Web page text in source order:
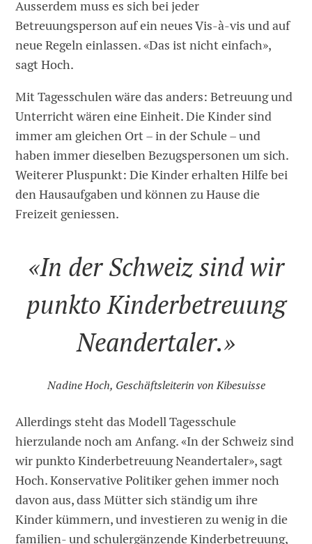
Ausserdem muss es sich bei jeder
Betreuungsperson auf ein neues Vis-à-vis und auf
neue Regeln einlassen. «Das ist nicht einfach»,
sagt Hoch.
Mit Tagesschulen wäre das anders: Betreuung und
Unterricht wären eine Einheit. Die Kinder sind
immer am gleichen Ort – in der Schule – und
haben immer dieselben Bezugspersonen um sich.
Weiterer Pluspunkt: Die Kinder erhalten Hilfe bei
den Hausaufgaben und können zu Hause die
Freizeit geniessen.
«In der Schweiz sind wir
punkto Kinderbetreuung
Neandertaler.»
Nadine Hoch, Geschäftsleiterin von Kibesuisse
Allerdings steht das Modell Tagesschule
hierzulande noch am Anfang. «In der Schweiz sind
wir punkto Kinderbetreuung Neandertaler», sagt
Hoch. Konservative Politiker gehen immer noch
davon aus, dass Mütter sich ständig um ihre
Kinder kümmern, und investieren zu wenig in die
familien- und schulergänzende Kinderbetreuung,